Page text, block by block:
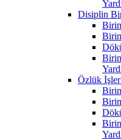
Disiplin
Özlük